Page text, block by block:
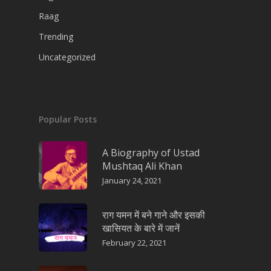
Raag
Trending
Uncategorized
Popular Posts
A Biography of Ustad
Mushtaq Ali Khan
January 24, 2021
राग यमन में बने गाने और इसकी
खासियत के बारे में जानें
February 22, 2021